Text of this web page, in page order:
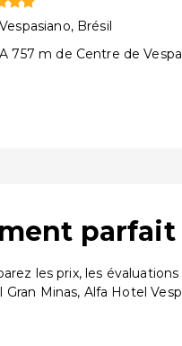
Vespasiano, Brésil
A 757 m de Centre de
parfait
les prix, les
Minas, Alfa Hotel